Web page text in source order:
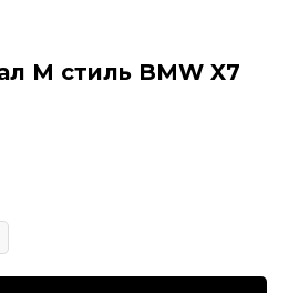
M стиль BMW X7